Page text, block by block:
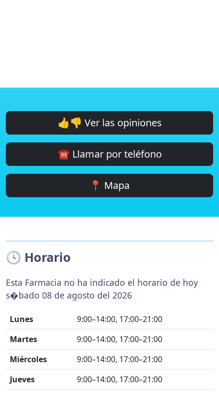
👍👎 Ver las opiniones
☎️ Llamar por teléfono
📍 Mapa
🕓 Horario
Esta Farmacia no ha indicado el horario de hoy
s�bado 08 de agosto del 2026
Lunes
9:00–14:00, 17:00–21:00
Martes
9:00–14:00, 17:00–21:00
Miércoles
9:00–14:00, 17:00–21:00
Jueves
9:00–14:00, 17:00–21:00